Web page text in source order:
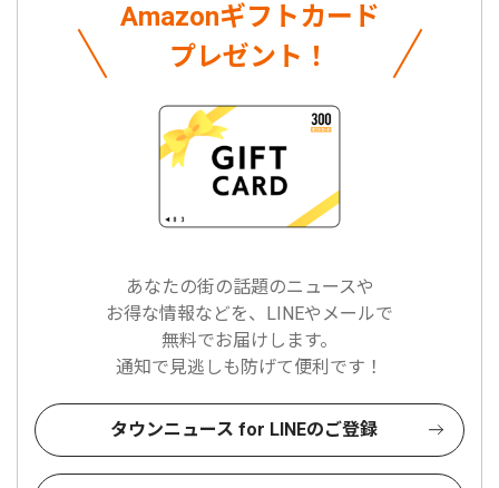
Amazonギフトカード
プレゼント！
あなたの街の話題のニュースや
お得な情報などを、LINEやメールで
無料でお届けします。
通知で見逃しも防げて便利です！
タウンニュース for LINEのご登録